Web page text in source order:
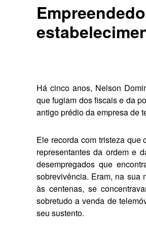
Há cinco anos, Nelson
que fugiam dos fiscais e da
antigo prédio da empresa de
Ele recorda com tristeza
represen­tantes da ordem e
desempregados que
sobrevivência. Eram, na sua
às centenas, se
sobretudo a venda de
seu sustento.